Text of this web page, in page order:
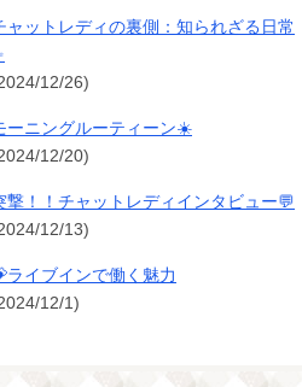
ャットレディの裏側：知られざる日常
12/26)
ーニングルーティーン☀️
12/20)
撃！！チャットレディインタビュー💬
12/13)
ライブインで働く魅力
12/1)